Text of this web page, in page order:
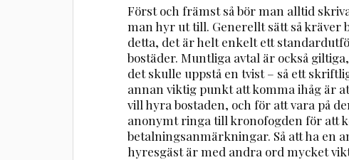
Först och främst så bör man alltid
man hyr ut till. Generellt sätt så kräver
detta, det är helt enkelt ett
bostäder. Muntliga avtal är också
det skulle uppstå en tvist – så ett
annan viktig punkt att komma ihåg är
vill hyra bostaden, och för att vara på
anonymt ringa till kronofogden för att
betalningsanmärkningar. Så att ha en
hyresgäst är med andra ord mycket